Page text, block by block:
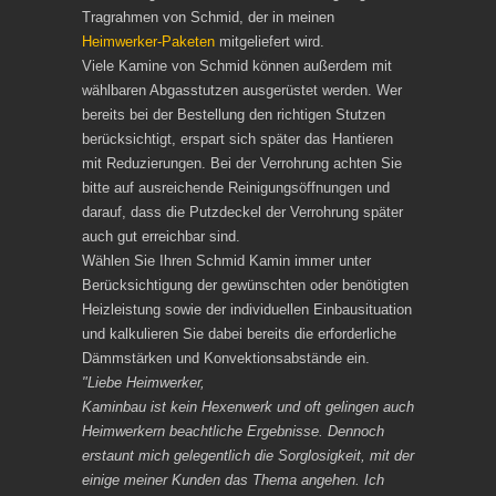
Tragrahmen von Schmid, der in meinen
Heimwerker-Paketen mitgeliefert wird.
Viele Kamine von Schmid können außerdem mit
wählbaren Abgasstutzen ausgerüstet werden. Wer
bereits bei der Bestellung den richtigen Stutzen
berücksichtigt, erspart sich später das Hantieren
mit Reduzierungen. Bei der Verrohrung achten Sie
bitte auf ausreichende Reinigungsöffnungen und
darauf, dass die Putzdeckel der Verrohrung später
auch gut erreichbar sind.
Wählen Sie Ihren Schmid Kamin immer unter
Berücksichtigung der gewünschten oder benötigten
Heizleistung sowie der individuellen Einbausituation
und kalkulieren Sie dabei bereits die erforderliche
Dämmstärken und Konvektionsabstände ein.
"Liebe Heimwerker,
Kaminbau ist kein Hexenwerk und oft gelingen auch
Heimwerkern beachtliche Ergebnisse. Dennoch
erstaunt mich gelegentlich die Sorglosigkeit, mit der
einige meiner Kunden das Thema angehen. Ich